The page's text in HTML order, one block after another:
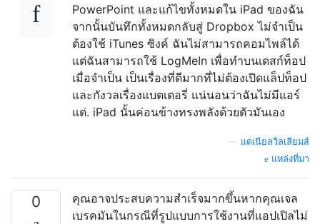
PowerPoint และแก้ไขทั้งหมดใน iPad ของฉัน
จากนั้นบันทึกทั้งหมดกลับสู่ Dropbox ไม่จำเป็น
ต้องใช้ iTunes ซิงค์ ฉันไม่สามารถคอมไพล์ได้
แต่ฉันสามารถใช้ LogMeIn เพื่อทำบนเดสก์ท็อป
เมื่อจำเป็น เป็นเรื่องที่ดีมากที่ไม่ต้องเปิดแล็ปท็อป
และกังวลเรื่องแบตเตอรี่ แน่นอนว่าฉันไม่มีแอร์
แต่. iPad นั้นค่อนข้างทรงพลังด้วยตัวมันเอง
แดเนียลวิลเลียมส์
แหล่งที่มา
0
คุณอาจประสบความสำเร็จมากขึ้นหากคุณเจล
เบรคมันในกรณีที่รูปแบบการใช้งานที่แอปเปิลไม่